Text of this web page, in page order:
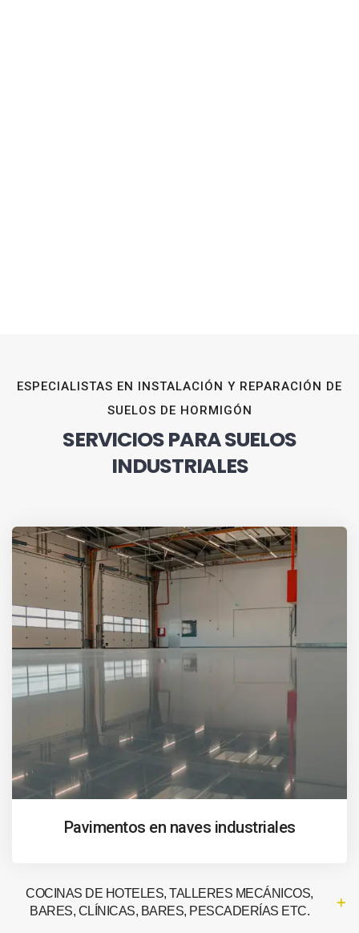
ESPECIALISTAS EN INSTALACIÓN Y REPARACIÓN DE
SUELOS DE HORMIGÓN
SERVICIOS PARA SUELOS
INDUSTRIALES
Pavimentos en naves industriales
COCINAS DE HOTELES, TALLERES MECÁNICOS,
BARES, CLÍNICAS, BARES, PESCADERÍAS ETC.